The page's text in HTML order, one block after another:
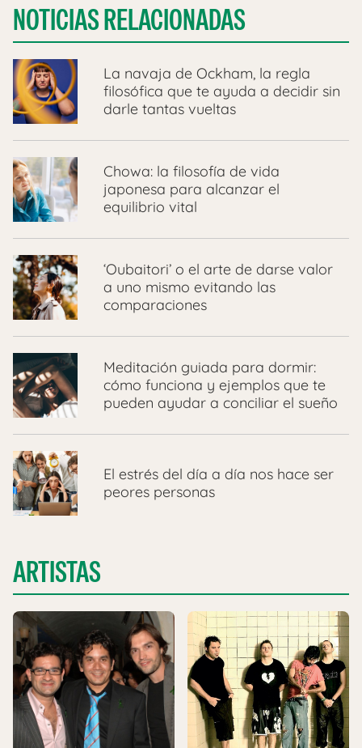
NOTICIAS RELACIONADAS
La navaja de Ockham, la regla
filosófica que te ayuda a decidir sin
darle tantas vueltas
Chowa: la filosofía de vida
japonesa para alcanzar el
equilibrio vital
‘Oubaitori’ o el arte de darse valor
a uno mismo evitando las
comparaciones
Meditación guiada para dormir:
cómo funciona y ejemplos que te
pueden ayudar a conciliar el sueño
El estrés del día a día nos hace ser
peores personas
ARTISTAS